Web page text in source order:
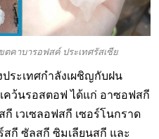
คาบารอฟสค์ ประเทศรัสเซีย
ระเทศกำลังเผชิญกับฝน
คว้นรอสตอฟ ได้แก่ อาซอฟสกี
เวเซลอฟสกี เซอร์โนกราด
สกี ซัลสกี ซิมเลียนสกี และ